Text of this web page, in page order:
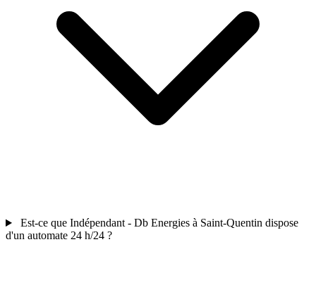
Est-ce que Indépendant - Db Energies à Saint-Quentin dispose
d'un automate 24 h/24 ?